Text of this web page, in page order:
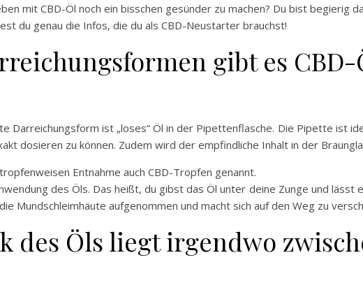
mit CBD-Öl noch ein bisschen gesünder zu machen? Du bist begierig
du genau die Infos, die du als CBD-Neustarter brauchst!
gibt es CBD-
Darreichungsform ist „loses“ Öl in der Pipettenflasche. Die Pipette ist
dosieren zu können. Zudem wird der empfindliche Inhalt in der
Entnahme auch CBD-Tropfen genannt.
des Öls. Das heißt, du gibst das Öl unter deine Zunge und lässt
Mundschleimhäute aufgenommen und macht sich auf den Weg zu
des Öls liegt irgendwo